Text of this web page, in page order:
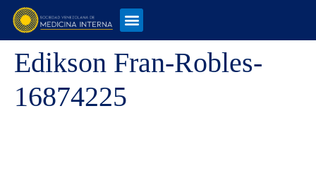
Edikson Fran-Robles-
16874225